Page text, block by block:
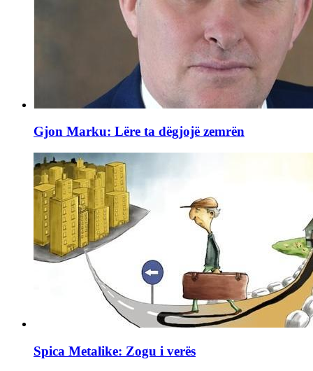
Gjon Marku: Lëre ta dëgjojë zemrën
Spica Metalike: Zogu i verës